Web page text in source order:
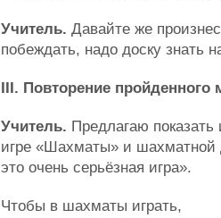
Учитель. Давайте же
побеждать, надо доску знать
III. Повторение пройденного
Учитель. Предлагаю
игре «Шахматы» и шахматной
это очень серьёзная игра».
Чтобы в шахматы играть,